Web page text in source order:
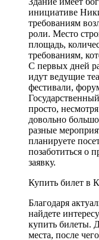
инициативе
требованиям
роли. Место
площадь,
требованиям,
С первых дней
идут ведущие
фестивали,
просто,
довольно
разные
планируете
позаботиться о
заявку.
Купить билет в
Благодаря
найдете
купить билеты.
места, после